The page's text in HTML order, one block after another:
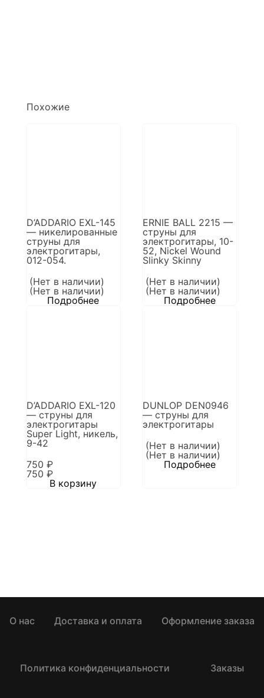
Похожие
D’ADDARIO EXL-145
— никелированные
струны для
электрогитары,
012-054.
(Нет в наличии)
(Нет в наличии)
Подробнее
ERNIE BALL 2215 —
струны для
электрогитары, 10-
52, Nickel Wound
Slinky Skinny
(Нет в наличии)
(Нет в наличии)
Подробнее
D’ADDARIO EXL-120
— струны для
электрогитары
Super Light, никель,
9-42
750 ₽
750 ₽
В корзину
DUNLOP DEN0946
— струны для
электрогитары
(Нет в наличии)
(Нет в наличии)
Подробнее
О нас Доставка и оплата Оформление заказа
Политика конфиденциальности Заказы